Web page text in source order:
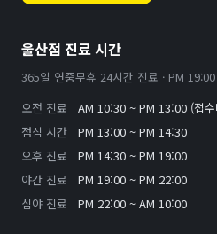
울산점 진료 시간
365일 연중무휴 24시간 진료 · PM
오전 진료
AM 10:30 ~ PM 13:00 (접
점심 시간
PM 13:00 ~ PM 14:30
오후 진료
PM 14:30 ~ PM 19:00
야간 진료
PM 19:00 ~ PM 22:00
심야 진료
PM 22:00 ~ AM 10:00